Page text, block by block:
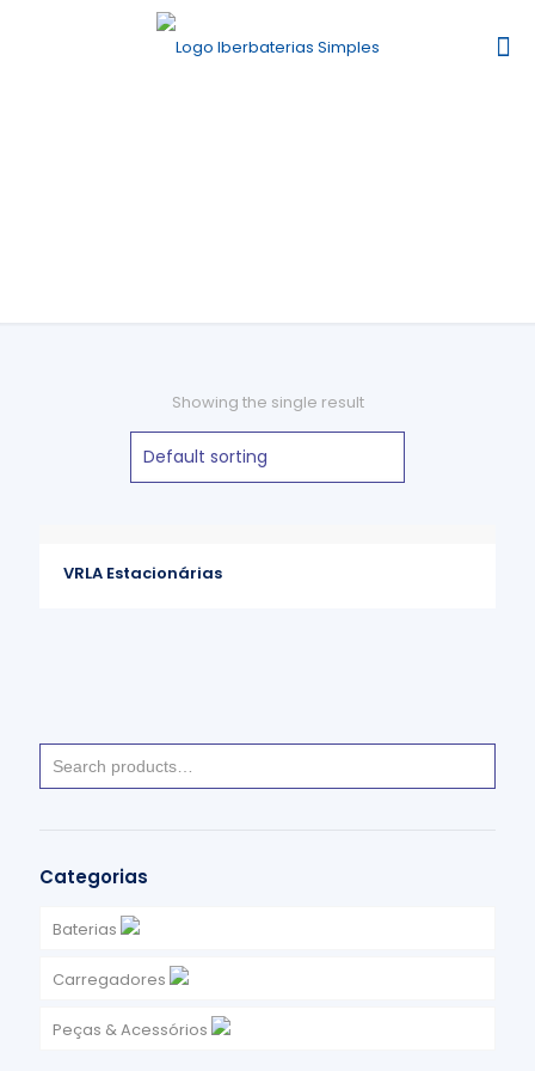
Showing the single result
VRLA Estacionárias
Categorias
Baterias
Arranque Ligeiros, Pesados e Motociclos
Baterias de Lítio
Carregadores
Alta Frequência
Peças & Acessórios